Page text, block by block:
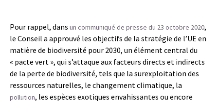
Pour rappel, dans un communiqué de presse du 23 octobre 2020,
le Conseil a approuvé les objectifs de la stratégie de l’UE en
matière de biodiversité pour 2030, un élément central du
« pacte vert », qui s’attaque aux facteurs directs et indirects
de la perte de biodiversité, tels que la surexploitation des
ressources naturelles, le changement climatique, la
pollution, les espèces exotiques envahissantes ou encore